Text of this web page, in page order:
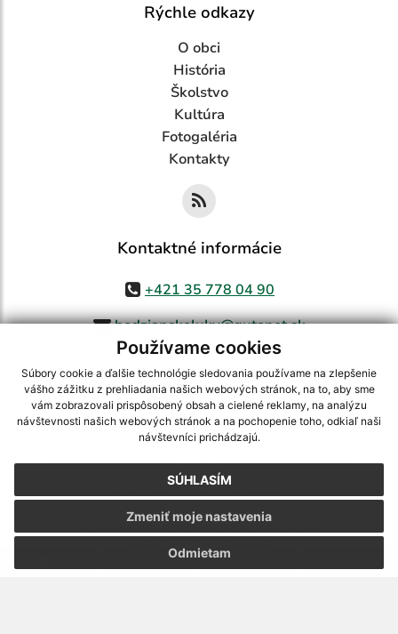
Používame cookies
Súbory cookie a ďalšie technológie sledovania používame na zlepšenie
vášho zážitku z prehliadania našich webových stránok, na to, aby sme
vám zobrazovali prispôsobený obsah a cielené reklamy, na analýzu
návštevnosti našich webových stránok a na pochopenie toho, odkiaľ naši
návštevníci prichádzajú.
SÚHLASÍM
Odmietam
Zmeniť moje nastavenia
Rýchle odkazy
O obci
História
Školstvo
Kultúra
Fotogaléria
Kontakty
Kontaktné informácie
+421 35 778 04 90
bodzianskeluky@gutanet.sk
využite možnosť získavania aktuálnych informácií s využitím RSS
CMS systém (redakčný) systém ECHELON 2,Mapa stránok,web portál
webex.digital, s.r.o.,domény,registrácia domény
Posledná aktualizácia:06.08.2026
Vytlačiť stránku|Vyhlásenie o prístupnosti